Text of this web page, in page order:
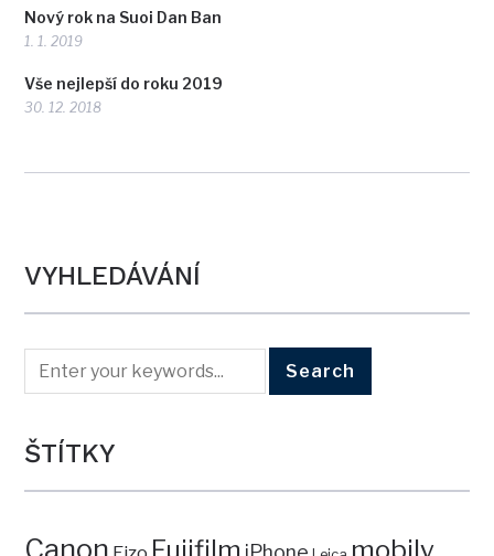
Nový rok na Suoi Dan Ban
1. 1. 2019
Vše nejlepší do roku 2019
30. 12. 2018
VYHLEDÁVÁNÍ
ŠTÍTKY
Canon mobily